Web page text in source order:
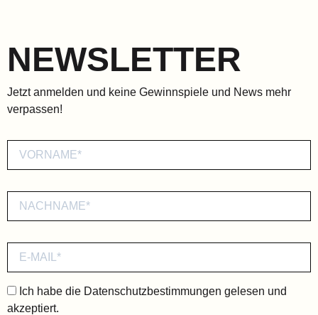
NEWSLETTER
Jetzt anmelden und keine Gewinnspiele und News mehr
verpassen!
Ich habe die Datenschutzbestimmungen gelesen und
akzeptiert.